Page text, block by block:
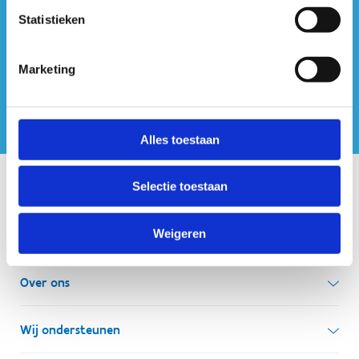
Statistieken
Marketing
Alles toestaan
Selectie toestaan
Weigeren
gebruik bij voorkeur een locker voor je waardevolle
items.
Sport Vlaanderen Hoofdzetel
Simon Bolivarlaan 17
1000 Brussel
Ondernemingsnummer: BE 0248.142.826
Over ons
Wie zijn we, wat doen we
Onze centra
Wij ondersteunen